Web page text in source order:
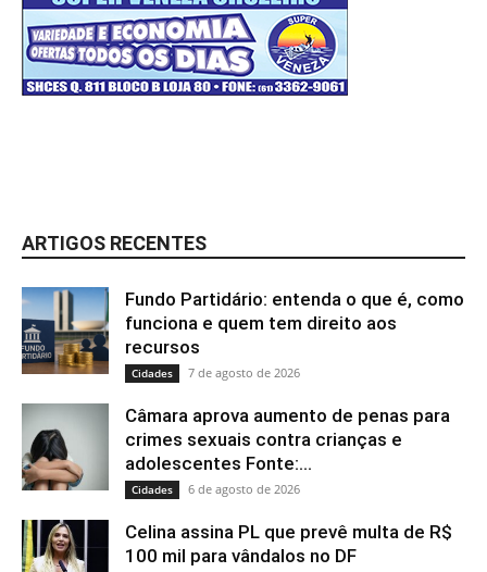
ARTIGOS RECENTES
Fundo Partidário: entenda o que é, como
funciona e quem tem direito aos
recursos
Cidades 7 de agosto de 2026
Câmara aprova aumento de penas para
crimes sexuais contra crianças e
adolescentes Fonte:...
Cidades 6 de agosto de 2026
Celina assina PL que prevê multa de R$
100 mil para vândalos no DF